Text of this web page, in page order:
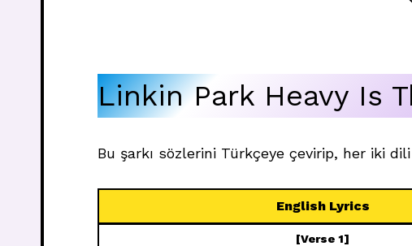
Linkin Park Heavy Is
Bu şarkı sözlerini Türkçeye çevirip, her iki
English Lyrics
[Verse 1]